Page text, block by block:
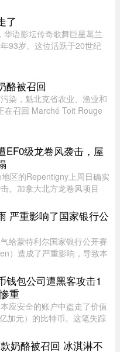
这场争论不仅揭示了Costco
然转变，也暴露 ...
了
语影坛传奇歌舞巨星葛兰
93岁。这位活跃于20世纪
一个流 ...
酪被召回
染，魁北克省农业、渔业和
在召回 Marché Toit Rouge
EF0级龙卷风袭击，屋
区的Repentigny上周日确实
。加拿大北方龙卷风项目
EF0级龙卷风。报告指出，
超级单体 ...
严重影响了国家银行公
给蒙特利尔国家银行公开赛
）造成了严重影响，导致本
开始前，一场倾盆大雨让赛
时间 ...
钱包公司遭黑客攻击1
重
应安全的账户中盗走了价值
加元）的比特币。这笔失踪
包除了私密密码（“密钥”）
奶酪被召回 冰淇淋不